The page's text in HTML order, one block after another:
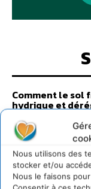
Nous utilisons des
stocker et/ou
Nous le faisons
Comment le sol
hydrique et
2 août 2026
Développer
non humaines
30 juillet 2026
Un kit citoyen